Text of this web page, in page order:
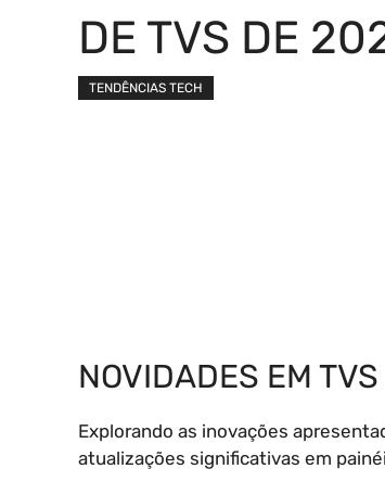
DE TVS DE
TENDÊNCIAS TECH
NOVIDADES EM
Explorando as inovações
atualizações significativas em